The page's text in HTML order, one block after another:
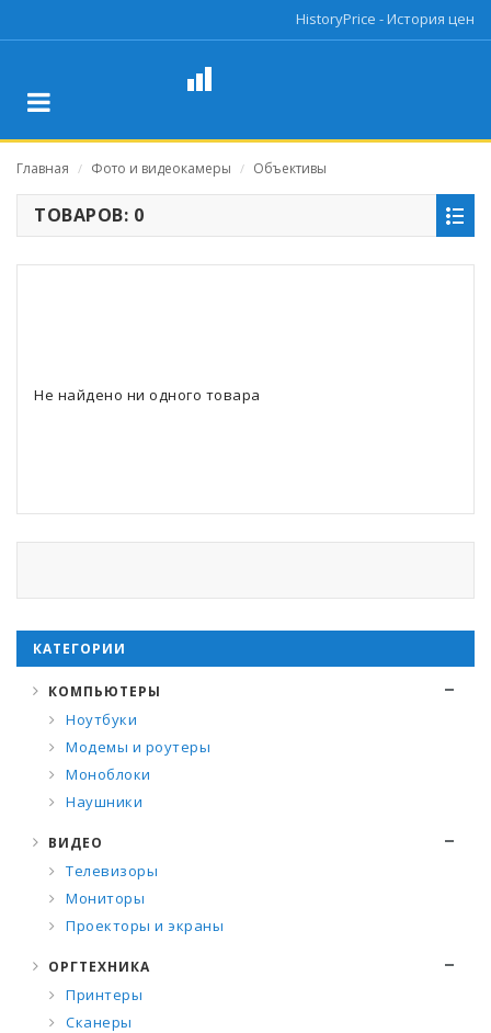
HistoryPrice - История цен
Главная / Фото и видеокамеры / Объективы
ТОВАРОВ: 0
Не найдено ни одного товара
КАТЕГОРИИ
КОМПЬЮТЕРЫ
Ноутбуки
Модемы и роутеры
Моноблоки
Наушники
ВИДЕО
Телевизоры
Мониторы
Проекторы и экраны
ОРГТЕХНИКА
Принтеры
Сканеры